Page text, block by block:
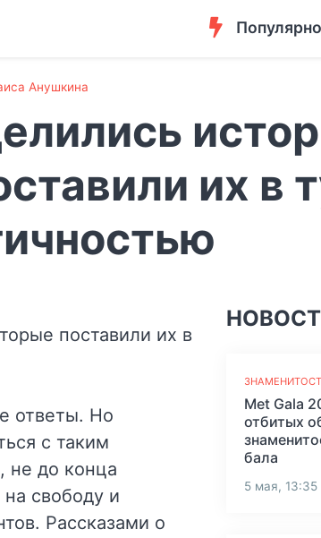
Анушкина
их в
ответы. Но
с таким
не до конца
свободу и
Рассказами о
Met Gala
отбитых
бала
5 мая, 13:35